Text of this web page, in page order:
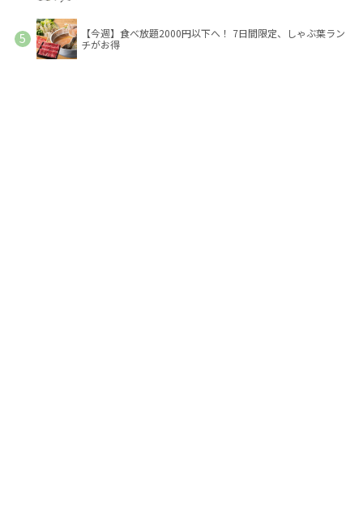
【今週】食べ放題2000円以下へ！ 7日間限定、しゃぶ葉ラン
チがお得